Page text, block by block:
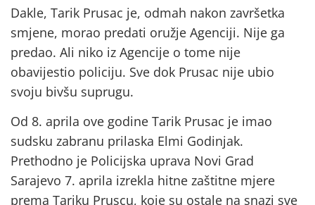
Dakle, Tarik Prusac je, odmah nakon završetka
smjene, morao predati oružje Agenciji. Nije ga
predao. Ali niko iz Agencije o tome nije
obavijestio policiju. Sve dok Prusac nije ubio
svoju bivšu suprugu.
Od 8. aprila ove godine Tarik Prusac je imao
sudsku zabranu prilaska Elmi Godinjak.
Prethodno je Policijska uprava Novi Grad
Sarajevo 7. aprila izrekla hitne zaštitne mjere
prema Tariku Pruscu, koje su ostale na snazi sve